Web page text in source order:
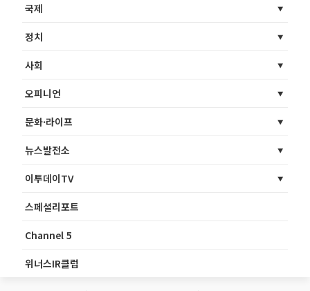
국제
정치
사회
오피니언
문화·라이프
뉴스발전소
이투데이TV
스페셜리포트
Channel 5
위너스IR클럽